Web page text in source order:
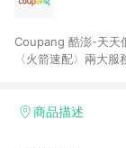
Coupang 酷澎-天天
〈火箭速配〉兩大
加入WOW會員告別
商品描述